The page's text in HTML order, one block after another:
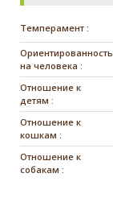
Темперамент :
Ориентированность
на человека :
Отношение к
детям :
Отношение к
кошкам :
Отношение к
собакам :